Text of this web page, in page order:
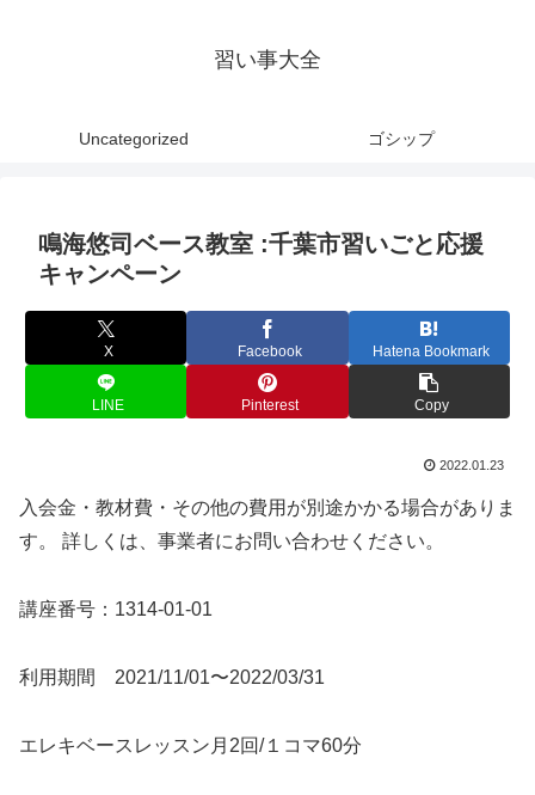
習い事大全
Uncategorized ゴシップ
鳴海悠司ベース教室 :千葉市習いごと応援
キャンペーン
X Facebook Hatena Bookmark
LINE Pinterest Copy
2022.01.23
入会金・教材費・その他の費用が別途かかる場合がありま
す。 詳しくは、事業者にお問い合わせください。
講座番号：1314-01-01
利用期間 2021/11/01〜2022/03/31
エレキベースレッスン月2回/１コマ60分